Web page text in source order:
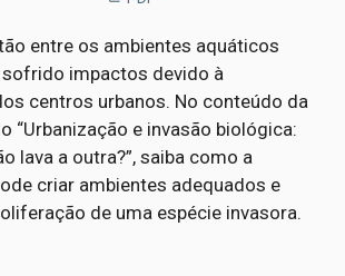
entre os ambientes aquáticos
impactos devido à
centros urbanos. No conteúdo da
“Urbanização e invasão biológica:
lava a outra?”, saiba como a
criar ambientes adequados e
de uma espécie invasora.